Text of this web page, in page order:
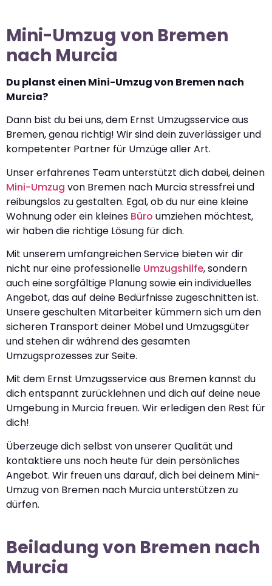
Mini-Umzug von Bremen
nach Murcia
Du planst einen Mini-Umzug von Bremen nach
Murcia?
Dann bist du bei uns, dem Ernst Umzugsservice aus
Bremen, genau richtig! Wir sind dein zuverlässiger und
kompetenter Partner für Umzüge aller Art.
Unser erfahrenes Team unterstützt dich dabei, deinen
Mini-Umzug von Bremen nach Murcia stressfrei und
reibungslos zu gestalten. Egal, ob du nur eine kleine
Wohnung oder ein kleines Büro umziehen möchtest,
wir haben die richtige Lösung für dich.
Mit unserem umfangreichen Service bieten wir dir
nicht nur eine professionelle Umzugshilfe, sondern
auch eine sorgfältige Planung sowie ein individuelles
Angebot, das auf deine Bedürfnisse zugeschnitten ist.
Unsere geschulten Mitarbeiter kümmern sich um den
sicheren Transport deiner Möbel und Umzugsgüter
und stehen dir während des gesamten
Umzugsprozesses zur Seite.
Mit dem Ernst Umzugsservice aus Bremen kannst du
dich entspannt zurücklehnen und dich auf deine neue
Umgebung in Murcia freuen. Wir erledigen den Rest für
dich!
Überzeuge dich selbst von unserer Qualität und
kontaktiere uns noch heute für dein persönliches
Angebot. Wir freuen uns darauf, dich bei deinem Mini-
Umzug von Bremen nach Murcia unterstützen zu
dürfen.
Beiladung von Bremen nach
Murcia